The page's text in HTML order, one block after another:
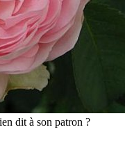
dit à son patron ?